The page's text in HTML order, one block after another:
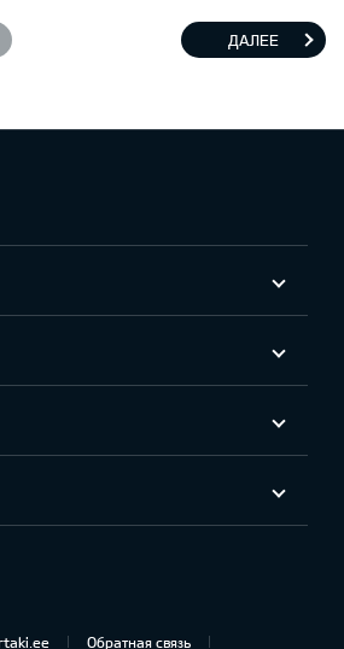
ДАЛЕЕ
Обратная связь